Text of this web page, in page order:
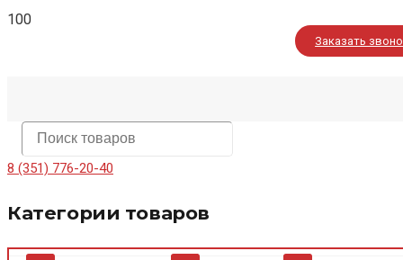
Заказать
8 (351) 776-20-40
Категории товаров